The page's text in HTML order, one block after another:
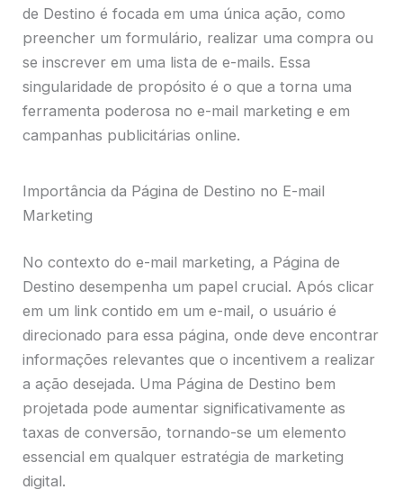
de Destino é focada em uma única ação, como
preencher um formulário, realizar uma compra ou
se inscrever em uma lista de e-mails. Essa
singularidade de propósito é o que a torna uma
ferramenta poderosa no e-mail marketing e em
campanhas publicitárias online.
Importância da Página de Destino no E-mail
Marketing
No contexto do e-mail marketing, a Página de
Destino desempenha um papel crucial. Após clicar
em um link contido em um e-mail, o usuário é
direcionado para essa página, onde deve encontrar
informações relevantes que o incentivem a realizar
a ação desejada. Uma Página de Destino bem
projetada pode aumentar significativamente as
taxas de conversão, tornando-se um elemento
essencial em qualquer estratégia de marketing
digital.